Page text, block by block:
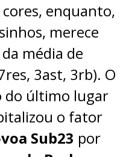
enquanto,
merece
média de
3ast, 3rb). O
do último lugar
o fator
Sub23 por